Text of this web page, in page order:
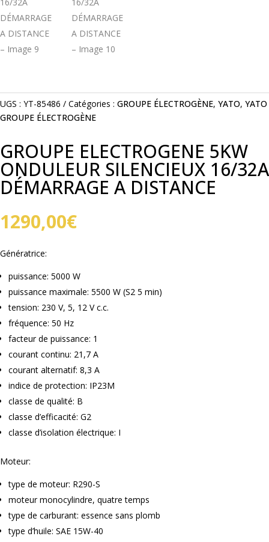
UGS : YT-85486 Catégories : GROUPE ÉLECTROGÈNE, YATO, YATO
GROUPE ÉLECTROGÈNE
GROUPE ELECTROGENE 5KW
ONDULEUR SILENCIEUX 16/32A
DÉMARRAGE A DISTANCE
1290,00€
Génératrice:
puissance: 5000 W
puissance maximale: 5500 W (S2 5 min)
tension: 230 V, 5, 12 V c.c.
fréquence: 50 Hz
facteur de puissance: 1
courant continu: 21,7 A
courant alternatif: 8,3 A
indice de protection: IP23M
classe de qualité: B
classe d’efficacité: G2
classe d’isolation électrique: I
Moteur:
type de moteur: R290-S
moteur monocylindre, quatre temps
type de carburant: essence sans plomb
type d’huile: SAE 15W-40